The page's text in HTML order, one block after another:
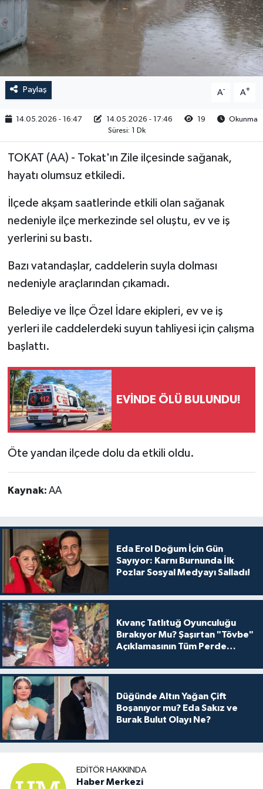
Paylaş A- A+
14.05.2026 - 16:47 14.05.2026 - 17:46 19
Okunma
Süresi: 1 Dk
TOKAT (AA) - Tokat'ın Zile ilçesinde sağanak,
hayatı olumsuz etkiledi.
İlçede akşam saatlerinde etkili olan sağanak
nedeniyle ilçe merkezinde sel oluştu, ev ve iş
yerlerini su bastı.
Bazı vatandaşlar, caddelerin suyla dolması
nedeniyle araçlarından çıkamadı.
Belediye ve İlçe Özel İdare ekipleri, ev ve iş
yerleri ile caddelerdeki suyun tahliyesi için çalışma
başlattı.
EVİNDE ÖLÜ BULUNDU!
Öte yandan ilçede dolu da etkili oldu.
Kaynak: AA
Eda Erol Doğum İçin Gün
Sayıyor: Karnı Burnunda İlk
Pozlar Sosyal Medyayı Salladı!
Kıvanç Tatlıtuğ Oyunculuğu
Bırakıyor Mu? Şaşırtan "Tövbe"
Açıklamasının Tüm Perde
Düğünde Altın Yağan Çift
Boşanıyor mu? Eda Sakız ve
Burak Bulut Olayı Ne?
EDITÖR HAKKINDA
Haber Merkezi
RESMİ İLAN